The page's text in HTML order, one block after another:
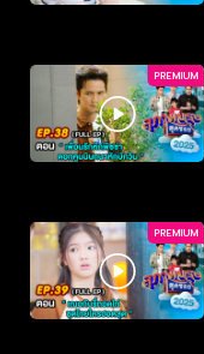
PREMIUM
PREMIUM